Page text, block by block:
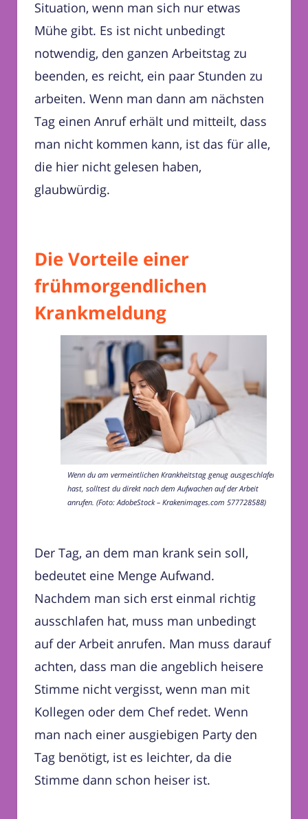
Situation, wenn man sich nur etwas
Mühe gibt. Es ist nicht unbedingt
notwendig, den ganzen Arbeitstag zu
beenden, es reicht, ein paar Stunden zu
arbeiten. Wenn man dann am nächsten
Tag einen Anruf erhält und mitteilt, dass
man nicht kommen kann, ist das für alle,
die hier nicht gelesen haben,
glaubwürdig.
Die Vorteile einer
frühmorgendlichen
Krankmeldung
Wenn du am vermeintlichen Krankheitstag genug ausgeschlafen
hast, solltest du direkt nach dem Aufwachen auf der Arbeit
anrufen. (Foto: AdobeStock – Krakenimages.com 577728588)
Der Tag, an dem man krank sein soll,
bedeutet eine Menge Aufwand.
Nachdem man sich erst einmal richtig
ausschlafen hat, muss man unbedingt
auf der Arbeit anrufen. Man muss darauf
achten, dass man die angeblich heisere
Stimme nicht vergisst, wenn man mit
Kollegen oder dem Chef redet. Wenn
man nach einer ausgiebigen Party den
Tag benötigt, ist es leichter, da die
Stimme dann schon heiser ist.